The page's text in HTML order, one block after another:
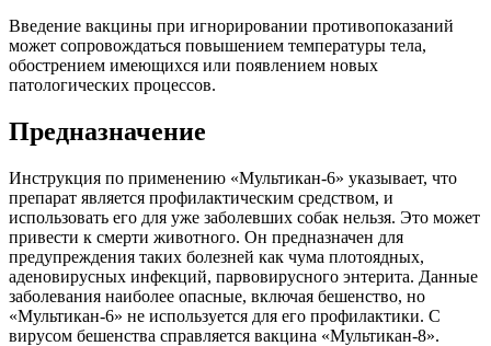
Введение вакцины при игнорировании противопоказаний
может сопровождаться повышением температуры тела,
обострением имеющихся или появлением новых
патологических процессов.
Предназначение
Инструкция по применению «Мультикан-6» указывает, что
препарат является профилактическим средством, и
использовать его для уже заболевших собак нельзя. Это может
привести к смерти животного. Он предназначен для
предупреждения таких болезней как чума плотоядных,
аденовирусных инфекций, парвовирусного энтерита. Данные
заболевания наиболее опасные, включая бешенство, но
«Мультикан-6» не используется для его профилактики. С
вирусом бешенства справляется вакцина «Мультикан-8».